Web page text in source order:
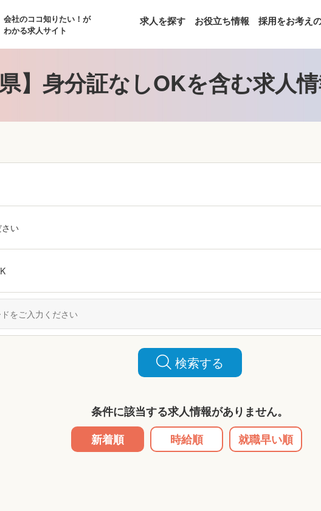
会社のココ知りたい！が
わかる求人サイト
求人を探す お役立ち情報 採用をお考え
県】身分証なしOKを含む求人情
い
検索する
条件に該当する求人情報がありません。
新着順
時給順 就職早い順